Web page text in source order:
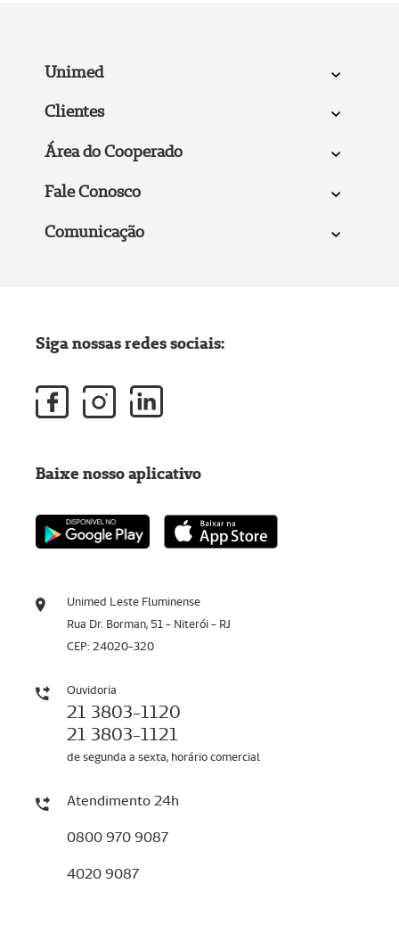
Unimed
Clientes
Área do Cooperado
Fale Conosco
Comunicação
Unimed Leste Fluminense
Rua Dr. Borman, 51 - Niterói - RJ
CEP: 24020-320
Ouvidoria
21 3803-1120
21 3803-1121
de segunda a sexta, horário comercial
Atendimento 24h
0800 970 9087
4020 9087
Siga nossas redes sociais:
Baixe nosso aplicativo